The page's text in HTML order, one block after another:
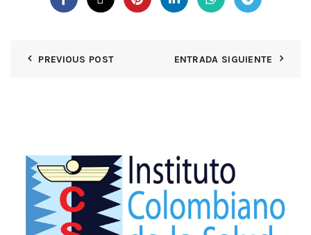
PREVIOUS POST ENTRADA SIGUIENTE